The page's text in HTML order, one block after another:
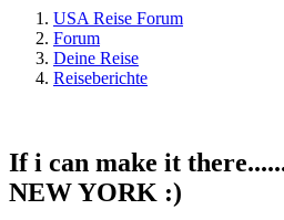
USA Reise Forum
Forum
Deine Reise
Reiseberichte
If i can make it
NEW YORK :)